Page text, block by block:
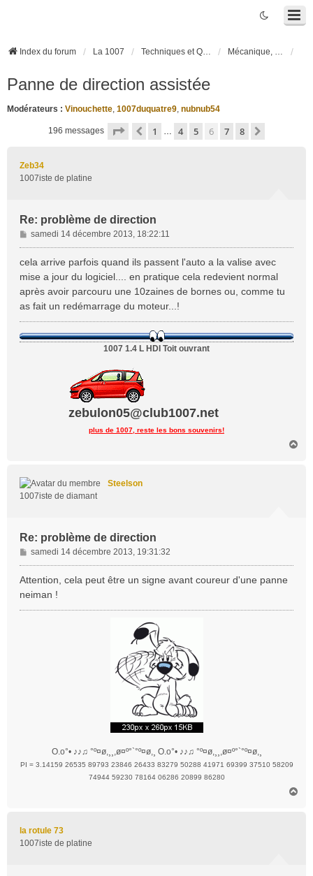
Index du forum La 1007 Techniques et Questions Mécanique, liaison au sol et pneumatiques
Panne de direction assistée
Modérateurs : Vinouchette, 1007duquatre9, nubnub54
196 messages Page sur
Précédente
1 … 4 5 6 7 8
Zeb34
1007iste de platine
Re: problème de direction
M
e
s
s
g
e
samedi 14 décembre 2013, 18:22:11
cela arrive parfois quand ils passent l'auto a la valise avec
mise a jour du logiciel.... en pratique cela redevient normal
après avoir parcouru une 10zaines de bornes ou, comme tu
as fait un redémarrage du moteur...!
1007 1.4 L HDI Toit ouvrant
zebulon05@club1007.net
plus de 1007, reste les bons souvenirs!
Steelson
1007iste de diamant
Re: problème de direction
M
e
s
s
samedi 14 décembre 2013, 19:31:32
Attention, cela peut être un signe avant coureur d'une panne
neiman !
O.o°• ♪♪♫ °º¤ø,¸¸,ø¤º°`°º¤ø,¸ O.o°• ♪♪♫ °º¤ø,¸¸,ø¤º°`°º¤ø,¸
PI = 3.14159 26535 89793 23846 26433 83279 50288 41971 69399 37510 58209
74944 59230 78164 06286 20899 86280
la rotule 73
1007iste de platine